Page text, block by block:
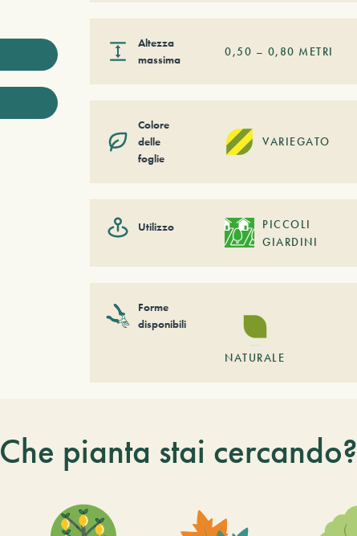
Altezza
massima
0,50 – 0,80 METRI
Colore
delle
foglie
VARIEGATO
Utilizzo
PICCOLI
GIARDINI
Forme
disponibili
NATURALE
Che pianta stai cercando?